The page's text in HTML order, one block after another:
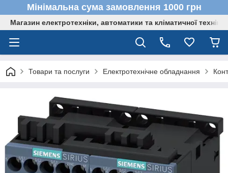
Мінімальна сума замовлення 1000 грн
Магазин електротехніки, автоматики та кліматичної техніки
Товари та послуги Електротехнічне обладнання